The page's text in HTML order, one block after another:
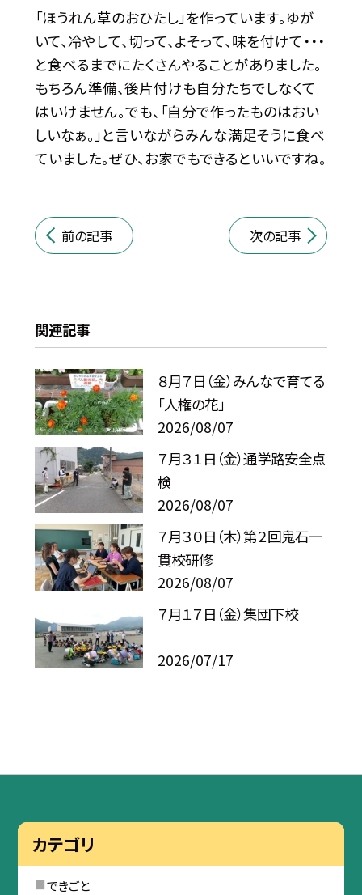
「ほうれん草のおひたし」を作っています。ゆが
いて、冷やして、切って、よそって、味を付けて・・・
と食べるまでにたくさんやることがありました。
もちろん準備、後片付けも自分たちでしなくて
はいけません。でも、「自分で作ったものはおい
しいなぁ。」と言いながらみんな満足そうに食べ
ていました。ぜひ、お家でもできるといいですね。
前の記事 次の記事
関連記事
８月７日（金）みんなで育てる
「人権の花」
2026/08/07
７月３１日（金）通学路安全点
検
2026/08/07
７月３０日（木）第２回鬼石一
貫校研修
2026/08/07
７月１７日（金）集団下校
2026/07/17
カテゴリ
できごと